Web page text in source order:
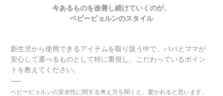
今あるものを改善し続けていくのが、
ベビービョルンのスタイル
新生児から使用できるアイテムを取り扱う中で、パパとママが
安心して選べるものとして特に重視し、こだわっているポイン
トを教えてください。
ベビービョルンの安全性に関する考え方を聞くと、驚かれると思います。